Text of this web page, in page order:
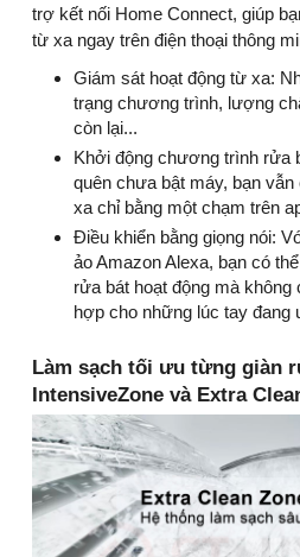
trợ kết nối Home Connect, giúp
từ xa ngay trên điện thoại thông
Giám sát hoạt động từ xa:
trạng chương trình, lượng
còn lại...
Khởi động chương trình rửa
quên chưa bật máy, bạn
xa chỉ bằng một chạm trên
Điều khiển bằng giọng nói:
ảo Amazon Alexa, bạn có
rửa bát hoạt động mà không
hợp cho những lúc tay đang
Làm sạch tối ưu từng giàn
IntensiveZone và Extra